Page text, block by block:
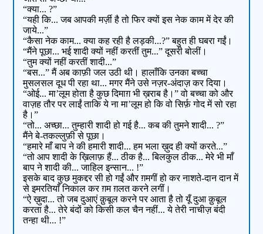
“क्या... ?”
“यही कि... जब आपकी मर्ज़ी है तो फिर क्यों इस नेक काम में देर की
जाये...”
“कैसा नेक काम... क्या कह रही है लड़की...?” बहुत ही घबरा गईं।
“मैंने पूछा... भई शादी क्यों नहीं करतीं तुम...” दूसरी बोलीं।
“तुम क्यों नहीं करतीं शादी...”
“बस...” मैं अब काफ़ी जल उठी थी। हालाँकि उनका बच्चा
मुसलसल दूध पी रहा था... मगर मैंने उसे नज़र-अंदाज़ कर दिया।
“ओई... मा’लूम होता है कुछ दिमाग़ भी ख़राब है।” वो बच्चा को और
वाज़ह तौर पर लाईं ताकि ये ना मा’लूम हो कि वो सिर्फ़ गोद में सो रहा
है।”
“तो... अच्छा... तुम्हारी शादी हो गई है... कब की तुमने शादी... ?”
मैंने बे-तकल्लुफ़ी से पूछा।
“हमारे माँ बाप ने की हमारी शादी... हम भला ख़ुद ही क्यों करते...”
“तो आप शादी के ख़िलाफ़ हैं... ठीक है... बिलकुल ठीक... मेरे भी माँ
बाप ने शादी की... जाहिल इन्सान... !”
इसके बाद कुछ मुकद्दर सी हो गईं और ग़मगीं हो कर नाशते-दान दान में
से इमरतियाँ निकाल कर ग़म ग़लत करने लगीं।
“ऐ ख़ुदा... तो जब दुआएं क़ुबूल करने पर आता है तो यूँ दुआ क़ुबूल
करता है... तेरे बंदों को किसी कल चैन नहीं... ये तेरी नाचीज़ बंदी
तन्हा थी... !”